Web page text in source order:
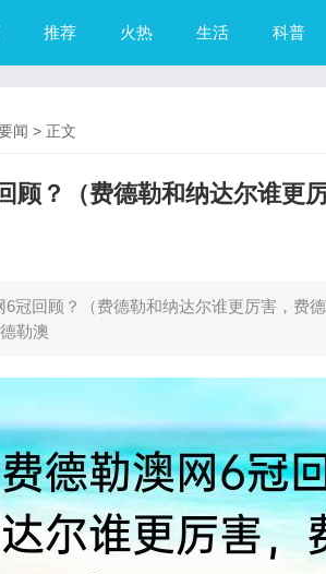
推荐 火热 生活 科普
闻 > 正文
顾？（费德勒和纳达尔谁更
6冠回顾？（费德勒和纳达尔谁更厉害，费
勒澳